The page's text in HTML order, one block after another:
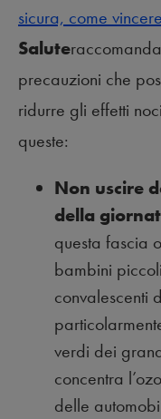
sicura, come
Salute
precauzioni che
ridurre gli effetti
queste:
Non uscire
della
questa fascia
bambini
convalescenti
verdi dei
concentra
delle